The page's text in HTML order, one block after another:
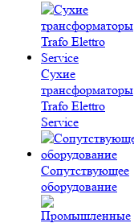
Сухие
трансформаторы
Trafo Elettro
Service
Сопутствующее
оборудование